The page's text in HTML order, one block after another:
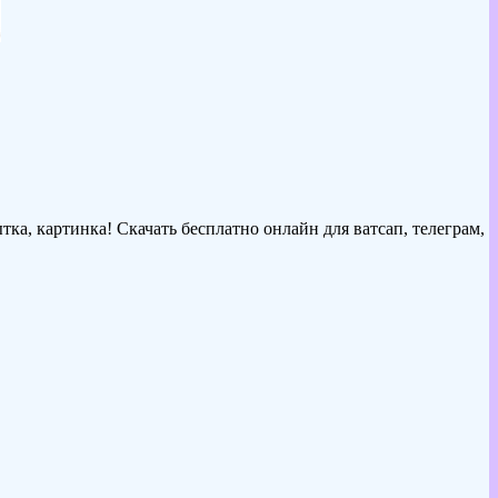
картинка! Скачать бесплатно онлайн для ватсап, телеграм,